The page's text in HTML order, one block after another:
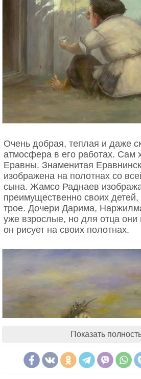
Очень добрая, теплая и даже
атмосфера в его работах. Сам
Еравны. Знаменитая
изображена на полотнах со
сына. Жамсо Раднаев
преимущественно своих детей,
трое. Дочери Дарима,
уже взрослые, но для отца
он рисует на своих полотнах.
Показать